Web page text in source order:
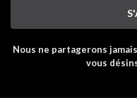
Nous ne partagerons
vous